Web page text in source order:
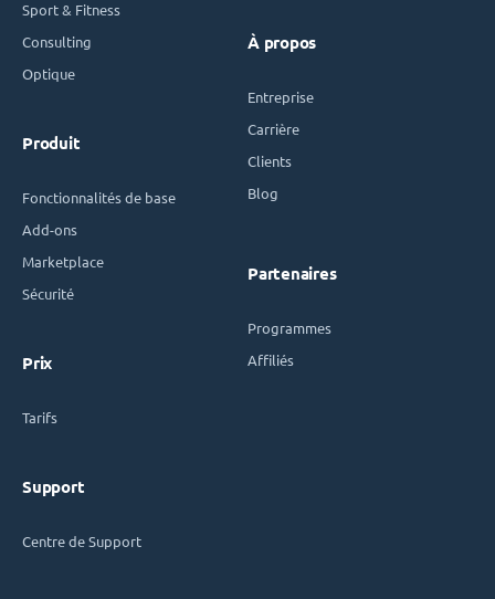
Sport & Fitness
Consulting
Optique
Produit
Fonctionnalités de base
Add-ons
Marketplace
Sécurité
Prix
Tarifs
Support
Centre de Support
À propos
Entreprise
Carrière
Clients
Blog
Partenaires
Programmes
Affiliés